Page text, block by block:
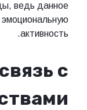
ведь данное
эмоциональную
активность.
с